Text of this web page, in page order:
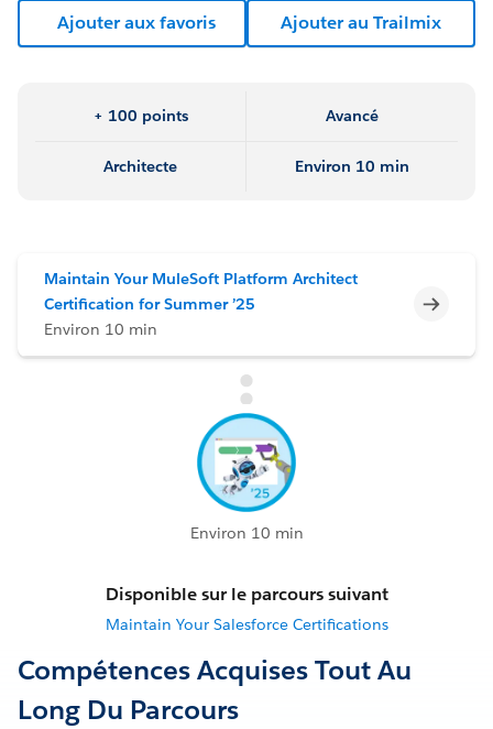
Ajouter aux favoris Ajouter au Trailmix
+ 100 points Avancé
Architecte Environ 10 min
Maintain Your MuleSoft Platform Architect
Certification for Summer ’25
Environ 10 min
Environ 10 min
Disponible sur le parcours suivant
Maintain Your Salesforce Certifications
Compétences Acquises Tout Au
Long Du Parcours